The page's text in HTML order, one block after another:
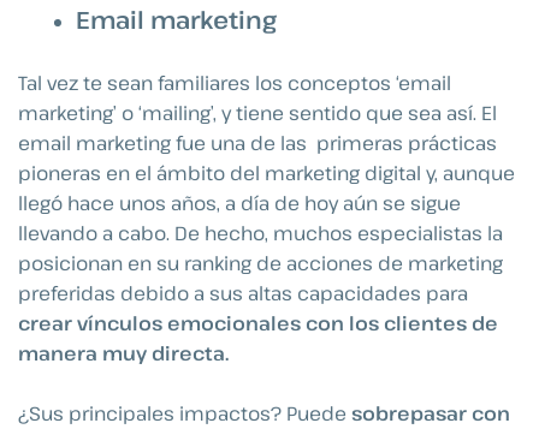
Email marketing
Tal vez te sean familiares los conceptos ‘email
marketing’ o ‘mailing’, y tiene sentido que sea así. El
email marketing fue una de las primeras prácticas
pioneras en el ámbito del marketing digital y, aunque
llegó hace unos años, a día de hoy aún se sigue
llevando a cabo. De hecho, muchos especialistas la
posicionan en su ranking de acciones de marketing
preferidas debido a sus altas capacidades para
crear vínculos emocionales con los clientes de
manera muy directa.
¿Sus principales impactos? Puede sobrepasar con